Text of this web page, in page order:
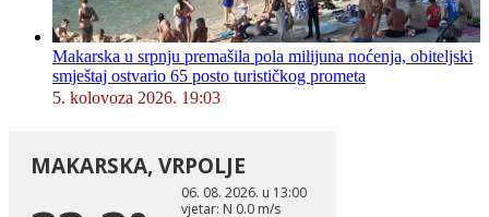
Makarska u srpnju premašila pola milijuna noćenja, obiteljski
smještaj ostvario 65 posto turističkog prometa
5. kolovoza 2026. 19:03